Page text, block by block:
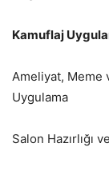
Kamuflaj
Ameliyat, Meme
Uygulama
Salon Hazırlığı